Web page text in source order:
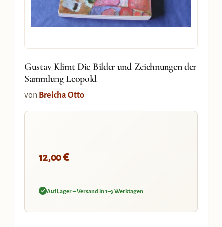
Gustav Klimt Die Bilder und Zeichnungen der
Sammlung Leopold
von Breicha Otto
12,00€
Auf Lager – Versand in 1–3 Werktagen